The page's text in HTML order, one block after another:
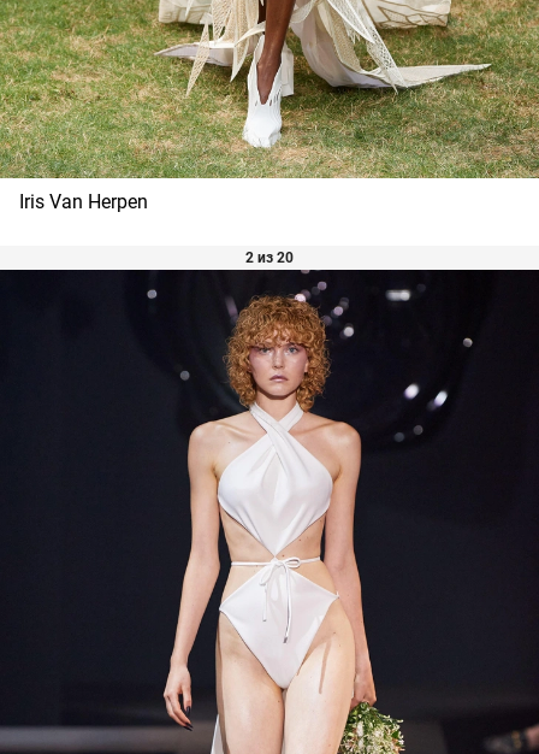
Iris Van Herpen
2 из 20